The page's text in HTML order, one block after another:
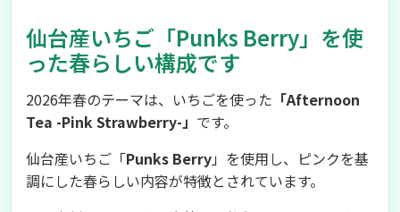
仙台産いちご「Punks Berry」を使
った春らしい構成です
2026年春のテーマは、いちごを使った 「Afternoon
Tea -Pink Strawberry-」 です。
仙台産いちご「Punks Berry」を使用し、ピンクを基
調にした春らしい内容が特徴とされています。